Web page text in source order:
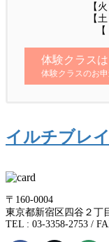
【
【
体験クラス
体験クラスのお
イルチブレ
〒160-0004
東京都新宿区四谷２丁
TEL : 03-3358-2753 /